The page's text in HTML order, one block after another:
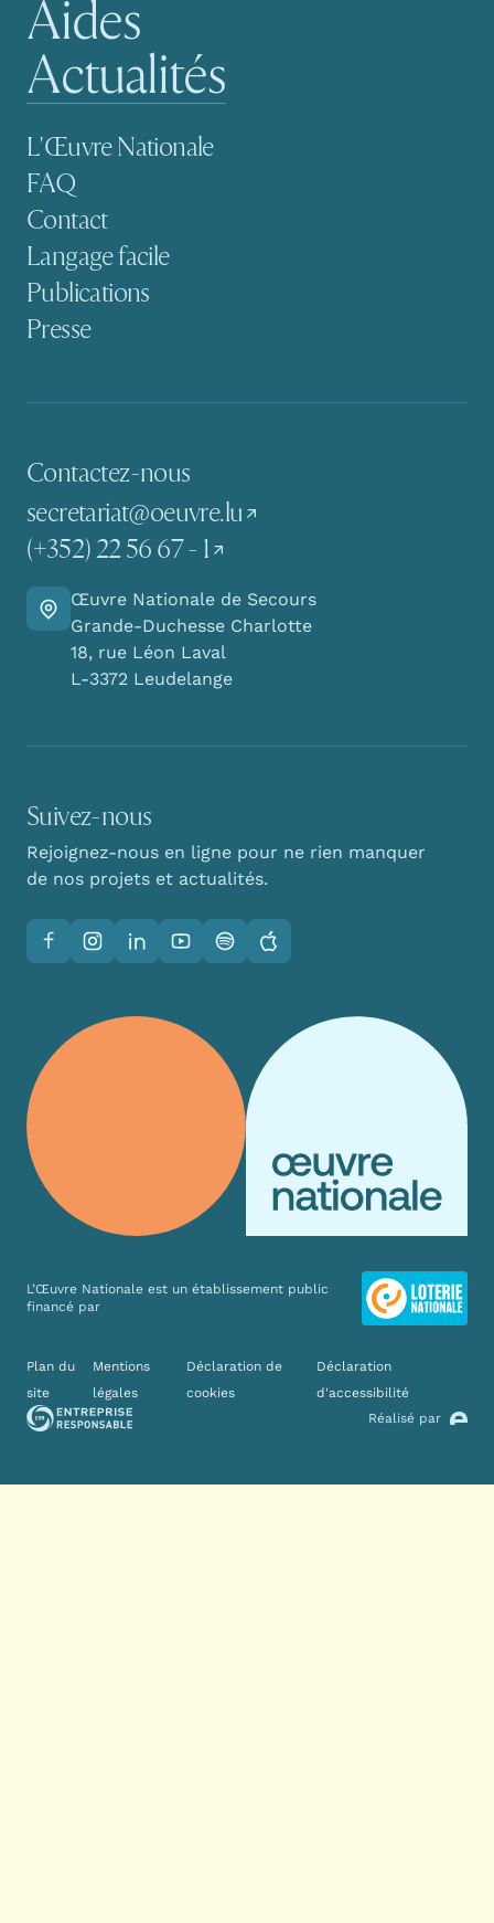
Aides
Actualités
Navigation secondaire
L'Œuvre Nationale
FAQ
Contact
Langage facile
Publications
Presse
Contactez-nous
secretariat@oeuvre.lu
(+352) 22 56 67 - 1
Y allerŒuvre Nationale de Secours
Grande-Duchesse Charlotte
18, rue Léon Laval
L-3372 Leudelange
Suivez-nous
Rejoignez-nous en ligne pour ne rien manquer
de nos projets et actualités.
FacebookInstagramLinkedInYouTubeSpotifyApple
L’Œuvre Nationale est un établissement public
financé par
Liens divers
Plan du
site
Mentions
légales
Déclaration de
cookies
Déclaration
d'accessibilité
Réalisé par